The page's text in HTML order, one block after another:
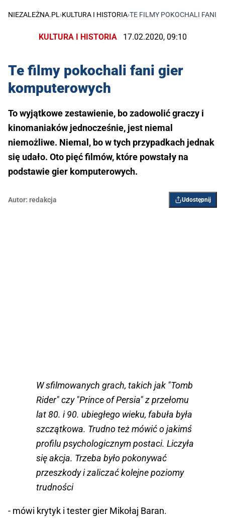
NIEZALEŻNA.PL ›KULTURA I HISTORIA›TE FILMY POKOCHALI FANI
KULTURA I HISTORIA 17.02.2020, 09:10
Te filmy pokochali fani gier
komputerowych
To wyjątkowe zestawienie, bo zadowolić graczy i
kinomaniaków jednocześnie, jest niemal
niemożliwe. Niemal, bo w tych przypadkach jednak
się udało. Oto pięć filmów, które powstały na
podstawie gier komputerowych.
Autor: redakcja Udostępnij
W sfilmowanych grach, takich jak "Tomb
Rider" czy "Prince of Persia" z przełomu
lat 80. i 90. ubiegłego wieku, fabuła była
szczątkowa. Trudno też mówić o jakimś
profilu psychologicznym postaci. Liczyła
się akcja. Trzeba było pokonywać
przeszkody i zaliczać kolejne poziomy
trudności
- mówi krytyk i tester gier Mikołaj Baran.